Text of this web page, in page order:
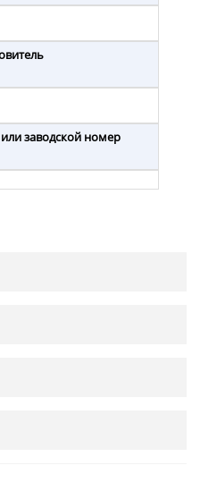
заводской номер